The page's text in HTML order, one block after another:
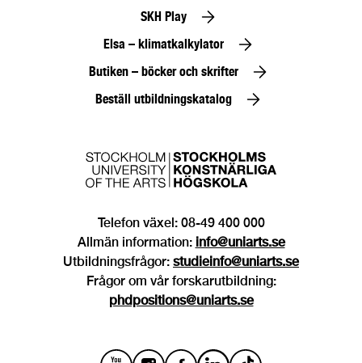
SKH Play
Elsa – klimatkalkylator
Butiken – böcker och skrifter
Beställ utbildningskatalog
Telefon växel: 08-49 400 000
Allmän information: info@uniarts.se
Utbildningsfrågor: studieinfo@uniarts.se
Frågor om vår forskarutbildning:
phdpositions@uniarts.se